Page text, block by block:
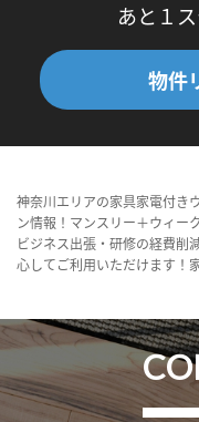
あと１
物件
神奈川エリアの家具家電付き
ン情報！マンスリー＋ウィー
ビジネス出張・研修の経費削
心してご利用いただけます！